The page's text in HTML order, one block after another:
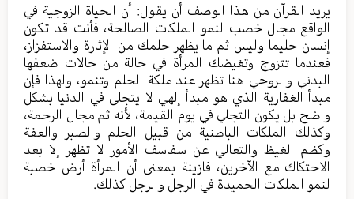
يريد القرآن من هذا الوصف أن يقول: أن الحياة الزوجية في
الواقع مجال خصب لنمو الملكات الصالحة، فأنت قد تكون
إنسان حليما وليس ثم ما يظهر حلمك من الإثارة والاستفزاز،
فعندما تتزوج وتغيضك المرأة في حالة من حالات ضعفها
البدني والروحي هنا تظهر عند ملكة الحلم وتنمو، ولهذا فإن
مبدأ الغفارية الذي هو مبدأ إلهي لا يتجلى في الدنيا بشكل
واضح بل يكون التجلي في يوم القيامة، لأنه ثم مجال الرحمة،
وكذلك الملكات الباطنية من قبيل الحلم والصبر والعفة
وكظم الغيظ والتعالي عن سفاسف الأمور لا تظهر إلا بعد
الاحتكاك مع الآخرين، فازينة بمعنى أن المرأة أرض خصبة
لنمو الملكات الحميدة في الرجل والرجل كذلك.